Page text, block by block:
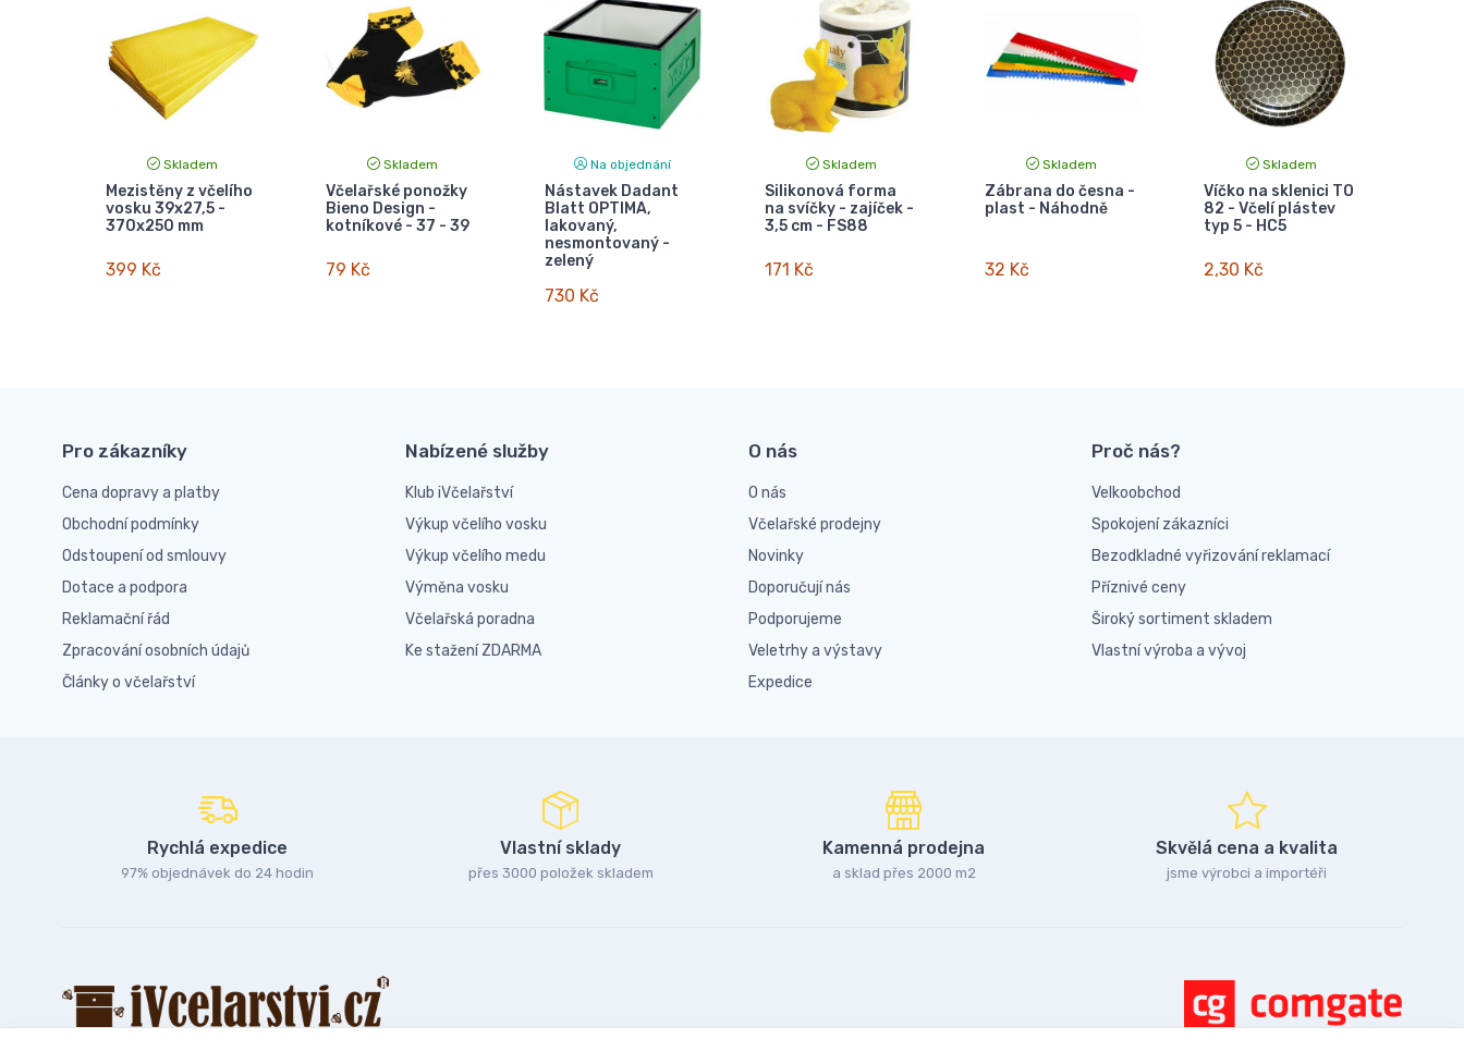
Skladem
Mezistěny z včelího
vosku 39x27,5 -
370x250 mm
399 Kč
Skladem
Včelařské ponožky
Bieno Design -
kotníkové - 37 - 39
79 Kč
Na objednání
Nástavek Dadant
Blatt OPTIMA,
lakovaný,
nesmontovaný -
zelený
730 Kč
Skladem
Silikonová forma
na svíčky - zajíček -
3,5 cm - FS88
171 Kč
Skladem
Zábrana do česna -
plast - Náhodně
32 Kč
Skladem
Víčko na sklenici TO
82 - Včelí plástev
typ 5 - HC5
2,30 Kč
Pro zákazníky
Cena dopravy a platby
Obchodní podmínky
Odstoupení od smlouvy
Dotace a podpora
Reklamační řád
Zpracování osobních údajů
Články o včelařství
Nabízené služby
Klub iVčelařství
Výkup včelího vosku
Výkup včelího medu
Výměna vosku
Včelařská poradna
Ke stažení ZDARMA
O nás
O nás
Včelařské prodejny
Novinky
Doporučují nás
Podporujeme
Veletrhy a výstavy
Expedice
Proč nás?
Velkoobchod
Spokojení zákazníci
Bezodkladné vyřizování reklamací
Příznivé ceny
Široký sortiment skladem
Vlastní výroba a vývoj
Rychlá expedice
97% objednávek do 24 hodin
Vlastní sklady
přes 3000 položek skladem
Kamenná prodejna
a sklad přes 2000 m2
Skvělá cena a kvalita
jsme výrobci a importéři